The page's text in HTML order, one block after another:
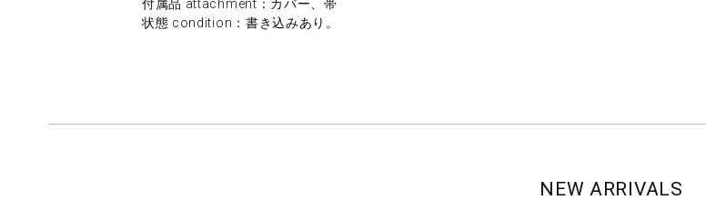
付属品 attachment：カバー、帯
状態 condition：書き込みあり。
NEW ARRIVALS